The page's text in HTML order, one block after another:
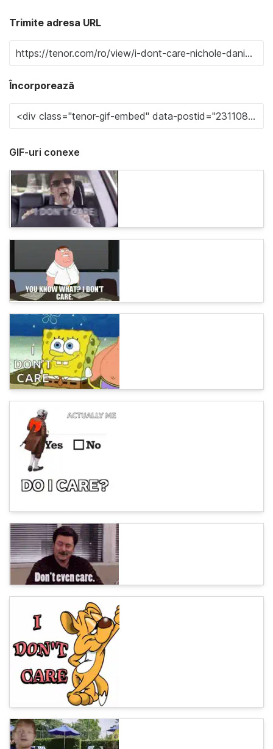
Trimite adresa URL
Încorporează
GIF-uri conexe